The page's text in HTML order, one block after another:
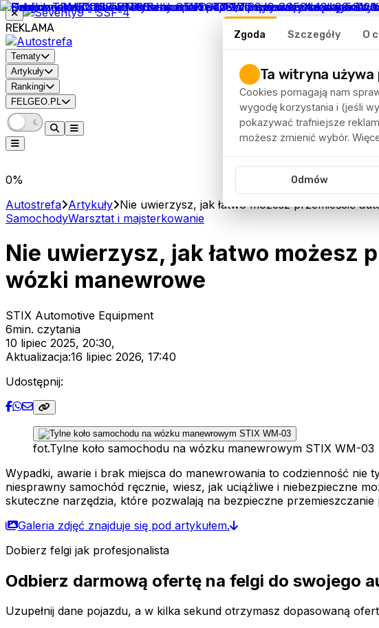
Zgoda Szczegóły O
Ta witryna używa
Cookies pomagają nam
wygodę korzystania i (jeśli
pokazywać trafniejsze
możesz zmienić wybór.
Odmów
REKLAMA
Tematy
Artykuły
Rankingi
FELGEO.PL
0%
Autostrefa Artykuły Nie uwierzysz, jak łatwo możesz przemieścić
SamochodyWarsztat i majsterkowanie
Nie uwierzysz, jak łatwo możesz
wózki manewrowe
STIX Automotive Equipment
6min. czytania
10 lipiec 2025, 20:30,
Aktualizacja:16 lipiec 2026, 17:40
Udostępnij:
fot.Tylne koło samochodu na wózku manewrowym STIX WM-03
Wypadki, awarie i brak miejsca do manewrowania to codzienność
niesprawny samochód ręcznie, wiesz, jak uciążliwe i niebezpieczne
skuteczne narzędzia, które pozwalają na bezpieczne
Galeria zdjęć znajduje się pod artykułem.
Dobierz felgi jak profesjonalista
Odbierz darmową ofertę na felgi do swojego
Uzupełnij dane pojazdu, a w kilka sekund otrzymasz dopasowaną